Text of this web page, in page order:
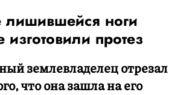
лишившейся ноги
протез
землевладелец отрезал
что она зашла на его